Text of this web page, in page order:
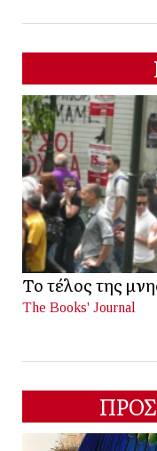
Το τέλος της
The Books' Journal